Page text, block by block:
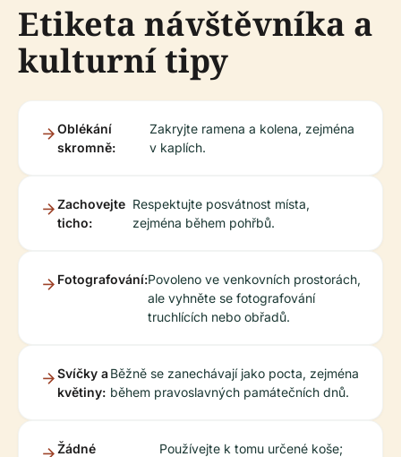
Etiketa návštěvníka a
kulturní tipy
Oblékání
skromně:
Zakryjte ramena a kolena, zejména
v kaplích.
Zachovejte
ticho:
Respektujte posvátnost místa,
zejména během pohřbů.
Fotografování:Povoleno ve venkovních prostorách,
ale vyhněte se fotografování
truchlících nebo obřadů.
Svíčky a
květiny:
Běžně se zanechávají jako pocta, zejména
během pravoslavných památečních dnů.
Žádné
Používejte k tomu určené koše;